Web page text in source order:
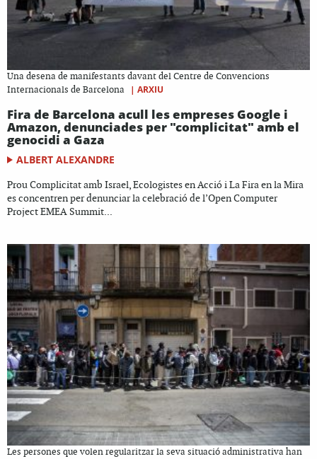
Una desena de manifestants davant del Centre de Convencions
Internacionals de Barcelona
| ARXIU
Fira de Barcelona acull les empreses Google i
Amazon, denunciades per "complicitat" amb el
genocidi a Gaza
ALBERT ALEXANDRE
Prou Complicitat amb Israel, Ecologistes en Acció i La Fira en la Mira
es concentren per denunciar la celebració de l’Open Computer
Project EMEA Summit...
Les persones que volen regularitzar la seva situació administrativa han